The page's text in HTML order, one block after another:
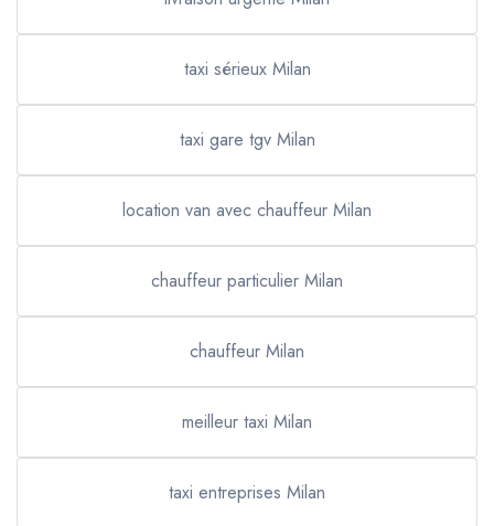
taxi sérieux Milan
taxi gare tgv Milan
location van avec chauffeur Milan
chauffeur particulier Milan
chauffeur Milan
meilleur taxi Milan
taxi entreprises Milan